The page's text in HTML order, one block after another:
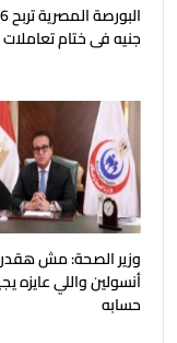
جنيه فى ختام تعاملات
وزير الصحة: مش
أنسولين واللي عايزه
حسابه